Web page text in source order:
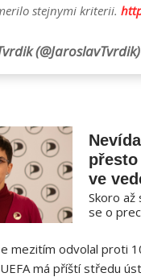
stejnymi kriterii.
(@JaroslavTvrdik)
ve
Skoro až
se o
mezitím odvolal proti
má příští středu